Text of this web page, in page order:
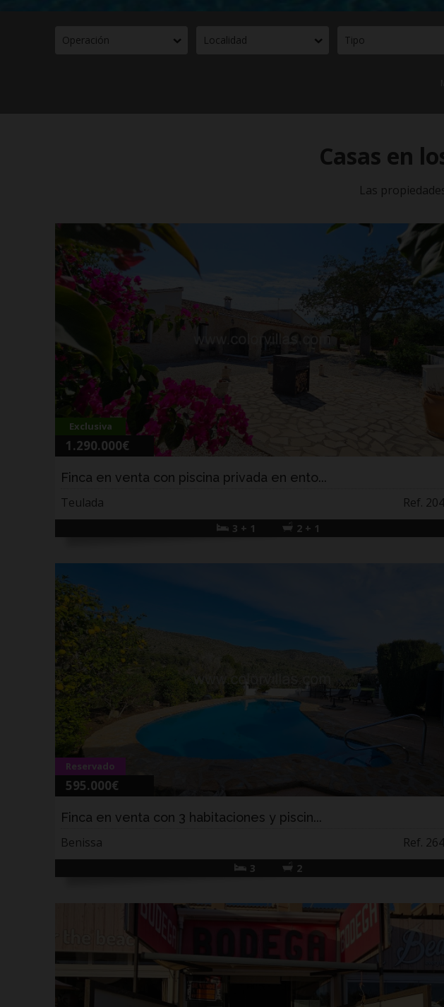
Operación Localidad Tipo
Casas en
Las
Exclusiva
1.290.000€
Finca en venta con piscina privada en ento...
Ref.
Teulada
3 + 1 2 + 1
Reservado
595.000€
Finca en venta con 3 habitaciones y piscin...
Ref.
Benissa
3 2